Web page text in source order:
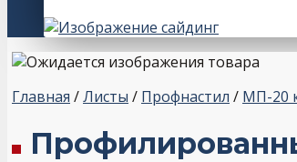
Главная /Листы / Профнастил / МП-20